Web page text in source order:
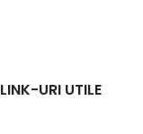
LINK-URI UTILE